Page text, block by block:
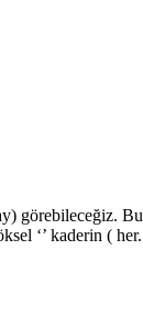
görebileceğiz.
‘’ kaderin (